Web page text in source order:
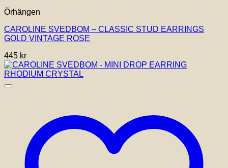
Örhängen
CAROLINE SVEDBOM – CLASSIC STUD EARRINGS
GOLD VINTAGE ROSE
445 kr